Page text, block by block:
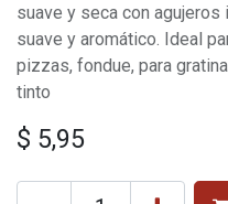
suave y seca con
suave y aromático. Ideal
pizzas, fondue, para
tinto
$ 5,95